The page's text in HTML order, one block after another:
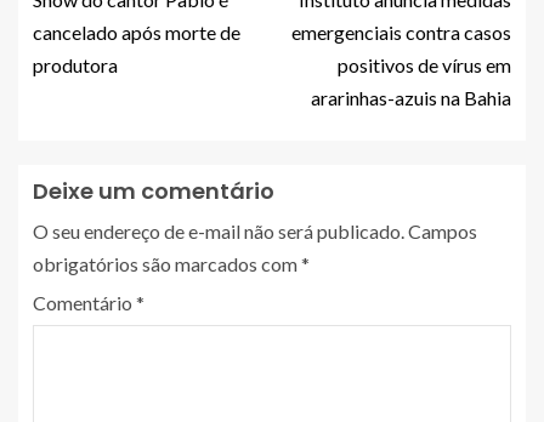
cancelado após morte de
produtora
emergenciais contra casos
positivos de vírus em
ararinhas-azuis na Bahia
Deixe um comentário
O seu endereço de e-mail não será publicado. Campos
obrigatórios são marcados com*
Comentário *